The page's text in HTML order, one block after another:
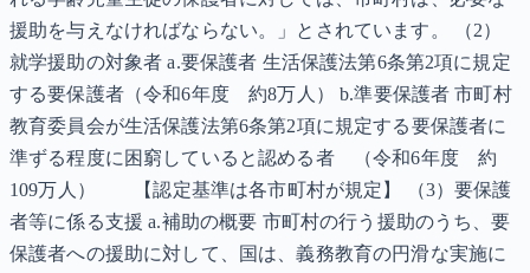
援助を与えなければならない。」とされています。 （2）
就学援助の対象者 a.要保護者 生活保護法第6条第2項に規定
する要保護者（令和6年度 約8万人） b.準要保護者 市町村
教育委員会が生活保護法第6条第2項に規定する要保護者に
準ずる程度に困窮していると認める者 （令和6年度 約
109万人） 【認定基準は各市町村が規定】 （3）要保護
者等に係る支援 a.補助の概要 市町村の行う援助のうち、要
保護者への援助に対して、国は、義務教育の円滑な実施に